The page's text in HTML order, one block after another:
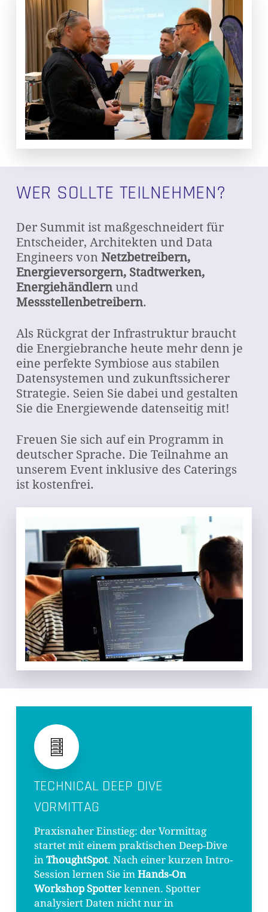
WER SOLLTE TEILNEHMEN?
Der Summit ist maßgeschneidert für
Entscheider, Architekten und Data
Engineers vonNetzbetreibern,
Energieversorgern, Stadtwerken,
Energiehändlernund
Messstellenbetreibern.
Als Rückgrat der Infrastruktur braucht
die Energiebranche heute mehr denn je
eine perfekte Symbiose aus stabilen
Datensystemen und zukunftssicherer
Strategie. Seien Sie dabei und gestalten
Sie die Energiewende datenseitig mit!
Freuen Sie sich auf ein Programm in
deutscher Sprache. Die Teilnahme an
unserem Event inklusive des Caterings
ist kostenfrei.
TECHNICAL DEEP DIVE
VORMITTAG
Praxisnaher Einstieg: der Vormittag
startet mit einem praktischen Deep-Dive
in ThoughtSpot. Nach einer kurzen Intro-
Session lernen Sie im Hands-On
Workshop Spotterkennen. Spotter
analysiert Daten nicht nur in